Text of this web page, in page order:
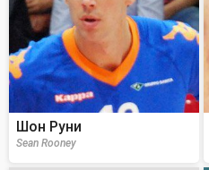
Шон Руни
Sean Rooney